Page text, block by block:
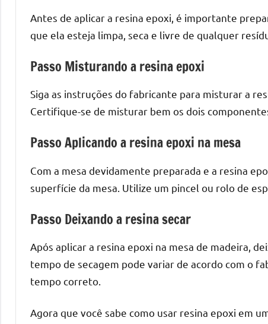
seu
únicas.
Nosso
é
em
apresentar
e
tendências
mesa
Antes de aplicar a resina epoxi, é importante
que ela esteja limpa, seca e livre de qualquer
Passo Misturando a resina epoxi
Siga as instruções do fabricante para misturar a
Certifique-se de misturar bem os dois
Passo Aplicando a resina epoxi na mesa
Com a mesa devidamente preparada e a resina
superfície da mesa. Utilize um pincel ou rolo de
Passo Deixando a resina secar
Após aplicar a resina epoxi na mesa de madeira,
tempo de secagem pode variar de acordo com o
tempo correto.
Agora que você sabe como usar resina epoxi em